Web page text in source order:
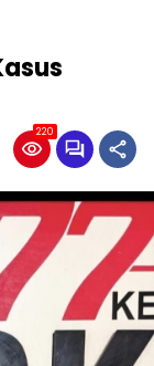
220